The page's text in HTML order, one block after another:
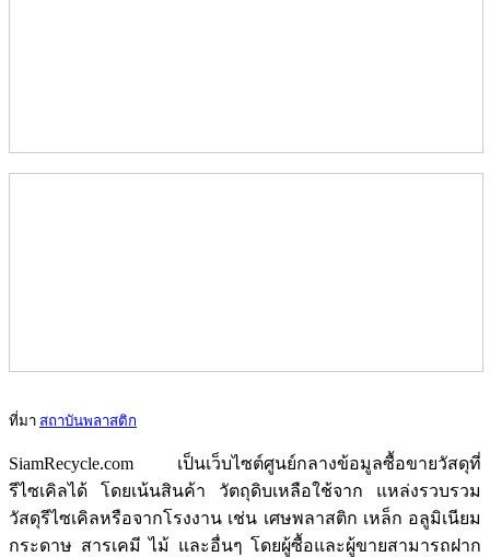
ที่มา สถาบันพลาสติก
SiamRecycle.com เป็นเว็บไซต์ศูนย์กลางข้อมูลซื้อขายวัสดุที่
รีไซเคิลได้ โดยเน้นสินค้า วัตถุดิบเหลือใช้จาก แหล่งรวบรวม
วัสดุรีไซเคิลหรือจากโรงงาน เช่น เศษพลาสติก เหล็ก อลูมิเนียม
กระดาษ สารเคมี ไม้ และอื่นๆ โดยผู้ซื้อและผู้ขายสามารถฝาก